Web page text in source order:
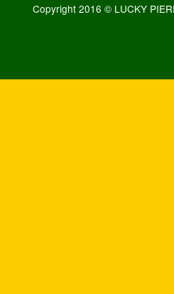
Copyright 2016 © LUCKY